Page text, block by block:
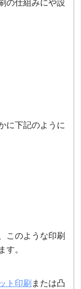
の仕組みにや設
に下記のように
このような印刷
す。
ト印刷 または凸